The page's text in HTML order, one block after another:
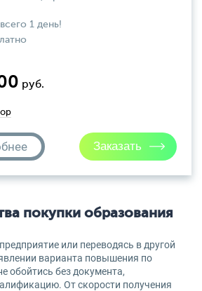
1 день!
руб.
покупки образования
или переводясь в другой
варианта повышения по
обойтись без документа,
От скорости получения